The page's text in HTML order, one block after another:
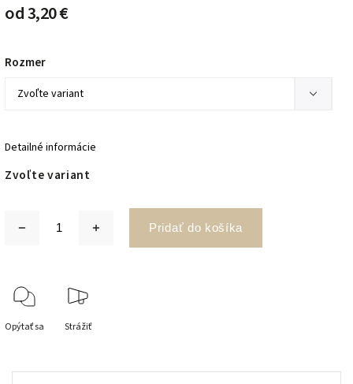
od3,20 €
Zvoľte variant
Rozmer
Pridať do košíka
Detailné informácie
Opýtať sa Strážiť